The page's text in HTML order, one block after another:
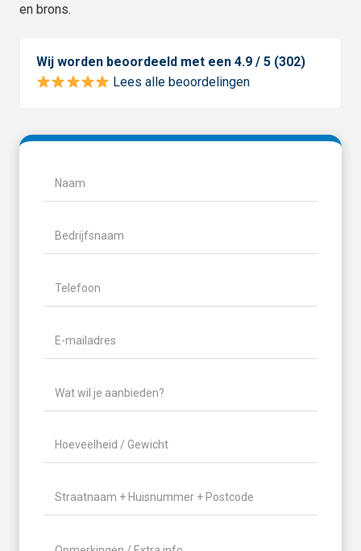
en brons.
Wij worden beoordeeld met een 4.9 / 5 (302)
Lees alle beoordelingen
Naam
Bedrijfsnaam
Telefoon
mailadres(Vereist)
Wat
wil
aanbieden?
Hoeveelheid
/
Locatie(Vereist)
Geen